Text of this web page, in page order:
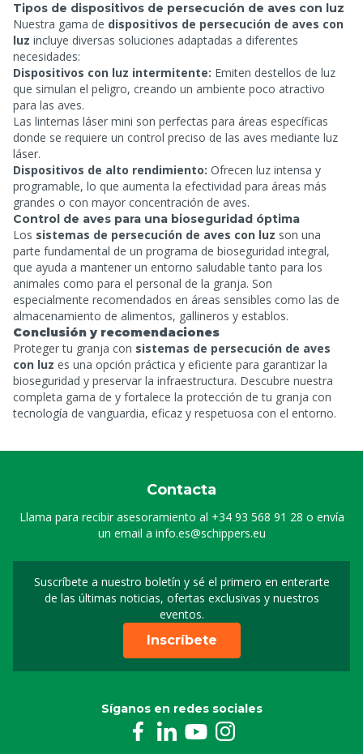
Tipos de dispositivos de persecución de aves con luz
Nuestra gama de dispositivos de persecución de aves con
luz incluye diversas soluciones adaptadas a diferentes
necesidades:
Dispositivos con luz intermitente: Emiten destellos de luz
que simulan el peligro, creando un ambiente poco atractivo
para las aves.
Las linternas láser mini son perfectas para áreas específicas
donde se requiere un control preciso de las aves mediante luz
láser.
Dispositivos de alto rendimiento: Ofrecen luz intensa y
programable, lo que aumenta la efectividad para áreas más
grandes o con mayor concentración de aves.
Control de aves para una bioseguridad óptima
Los sistemas de persecución de aves con luz son una
parte fundamental de un programa de bioseguridad integral,
que ayuda a mantener un entorno saludable tanto para los
animales como para el personal de la granja. Son
especialmente recomendados en áreas sensibles como las de
almacenamiento de alimentos, gallineros y establos.
Conclusión y recomendaciones
Proteger tu granja con sistemas de persecución de aves
con luz es una opción práctica y eficiente para garantizar la
bioseguridad y preservar la infraestructura. Descubre nuestra
completa gama de y fortalece la protección de tu granja con
tecnología de vanguardia, eficaz y respetuosa con el entorno.
Contacta
Llama para recibir asesoramiento al +34 93 568 91 28 o envía
un email a info.es@schippers.eu
Suscríbete a nuestro boletín y sé el primero en enterarte
de las últimas noticias, ofertas exclusivas y nuestros
eventos.
Suscripción a nuestro
Inscríbete
Síganos en redes sociales